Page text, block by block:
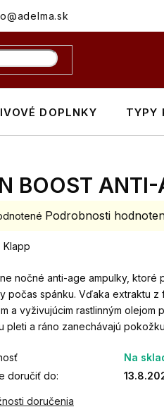
DOPLNKY TYPY
BOOST
Podrobnosti
Klapp
nočné anti-age ampulky,
počas spánku. Vďaka extraktu z
a vyživujúcim rastlinným olejom
pleti a ráno zanechávajú
Na
doručiť do:
doručenia